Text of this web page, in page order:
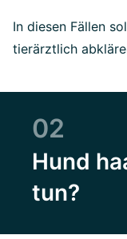
In diesen Fällen
tierärztlich
02
Hund
tun?